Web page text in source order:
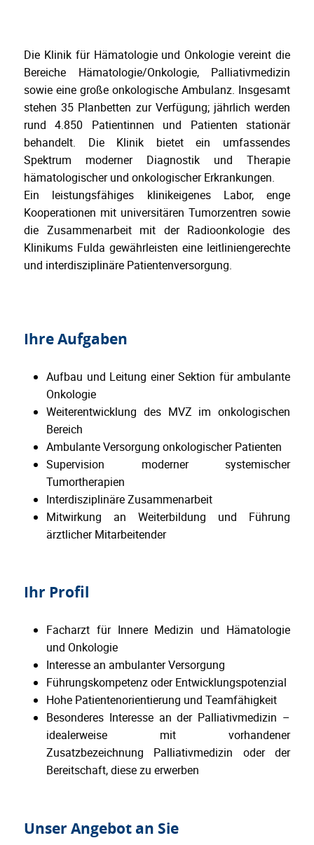
Die Klinik für Hämatologie und Onkologie vereint die
Bereiche Hämatologie/Onkologie, Palliativmedizin
sowie eine große onkologische Ambulanz. Insgesamt
stehen 35 Planbetten zur Verfügung; jährlich werden
rund 4.850 Patientinnen und Patienten stationär
behandelt. Die Klinik bietet ein umfassendes
Spektrum moderner Diagnostik und Therapie
hämatologischer und onkologischer Erkrankungen.
Ein leistungsfähiges klinikeigenes Labor, enge
Kooperationen mit universitären Tumorzentren sowie
die Zusammenarbeit mit der Radioonkologie des
Klinikums Fulda gewährleisten eine leitliniengerechte
und interdisziplinäre Patientenversorgung.
Ihre Aufgaben
Aufbau und Leitung einer Sektion für ambulante
Onkologie
Weiterentwicklung des MVZ im onkologischen
Bereich
Ambulante Versorgung onkologischer Patienten
Supervision moderner systemischer
Tumortherapien
Interdisziplinäre Zusammenarbeit
Mitwirkung an Weiterbildung und Führung
ärztlicher Mitarbeitender
Ihr Profil
Facharzt für Innere Medizin und Hämatologie
und Onkologie
Interesse an ambulanter Versorgung
Führungskompetenz oder Entwicklungspotenzial
Hohe Patientenorientierung und Teamfähigkeit
Besonderes Interesse an der Palliativmedizin –
idealerweise mit vorhandener
Zusatzbezeichnung Palliativmedizin oder der
Bereitschaft, diese zu erwerben
Unser Angebot an Sie